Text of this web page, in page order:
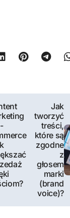
Jak
tworzyć
treści,
które są
zgodne
z
głosem
marki
(brand
voice)?